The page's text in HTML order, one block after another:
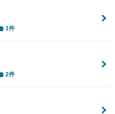
1件
2件